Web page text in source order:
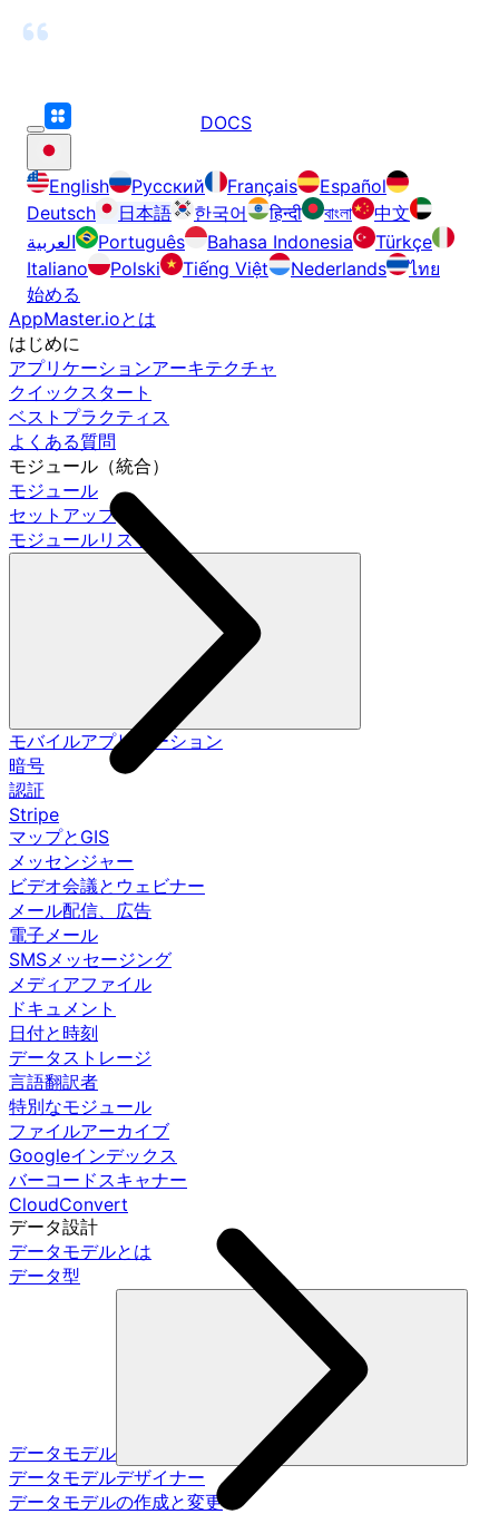
DOCS
English Русский Français
Español
Deutsch
日本語 한국어 हिन्दी বাংলা
中文
العربية
Português Bahasa Indonesia
Türkçe
Italiano
Polski Tiếng Việt Nederlands
ไทย
始める
AppMaster.ioとは
はじめに
アプリケーションアーキテクチャ
クイックスタート
ベストプラクティス
よくある質問
モジュール（統合）
モジュール
セットアップ
モジュールリスト
モバイルアプリケーション
暗号
認証
Stripe
マップとGIS
メッセンジャー
ビデオ会議とウェビナー
メール配信、広告
電子メール
SMSメッセージング
メディアファイル
ドキュメント
日付と時刻
データストレージ
言語翻訳者
特別なモジュール
ファイルアーカイブ
Googleインデックス
バーコードスキャナー
CloudConvert
データ設計
データモデルとは
データ型
データモデル
データモデルデザイナー
データモデルの作成と変更